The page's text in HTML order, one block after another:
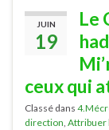
JUIN
19
Le
ceux qui
Classé dans
direction, Attribuer